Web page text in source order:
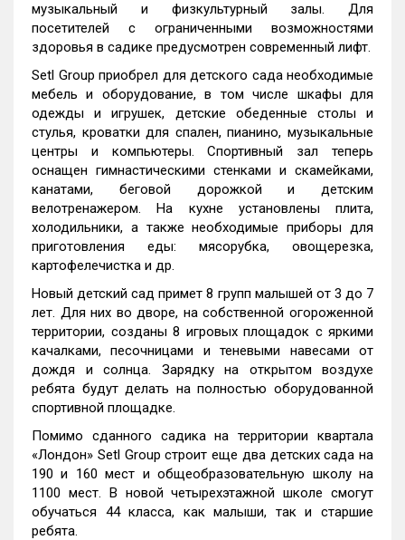
музыкальный и физкультурный залы. Для
посетителей с ограниченными возможностями
здоровья в садике предусмотрен современный лифт.
Setl Group приобрел для детского сада необходимые
мебель и оборудование, в том числе шкафы для
одежды и игрушек, детские обеденные столы и
стулья, кроватки для спален, пианино, музыкальные
центры и компьютеры. Спортивный зал теперь
оснащен гимнастическими стенками и скамейками,
канатами, беговой дорожкой и детским
велотренажером. На кухне установлены плита,
холодильники, а также необходимые приборы для
приготовления еды: мясорубка, овощерезка,
картофелечистка и др.
Новый детский сад примет 8 групп малышей от 3 до 7
лет. Для них во дворе, на собственной огороженной
территории, созданы 8 игровых площадок с яркими
качалками, песочницами и теневыми навесами от
дождя и солнца. Зарядку на открытом воздухе
ребята будут делать на полностью оборудованной
спортивной площадке.
Помимо сданного садика на территории квартала
«Лондон» Setl Group строит еще два детских сада на
190 и 160 мест и общеобразовательную школу на
1100 мест. В новой четырехэтажной школе смогут
обучаться 44 класса, как малыши, так и старшие
ребята.